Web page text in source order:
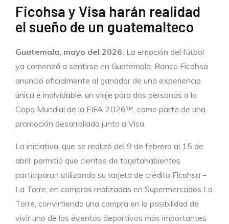
Ficohsa y Visa harán realidad
el sueño de un guatemalteco
Guatemala, mayo del 2026. La emoción del fútbol
ya comenzó a sentirse en Guatemala. Banco Ficohsa
anunció oficialmente al ganador de una experiencia
única e inolvidable: un viaje para dos personas a la
Copa Mundial de la FIFA 2026™, como parte de una
promoción desarrollada junto a Visa.
La iniciativa, que se realizó del 9 de febrero al 15 de
abril, permitió que cientos de tarjetahabientes
participaran utilizando su tarjeta de crédito Ficohsa –
La Torre, en compras realizadas en Supermercados La
Torre, convirtiendo una compra en la posibilidad de
vivir uno de los eventos deportivos más importantes